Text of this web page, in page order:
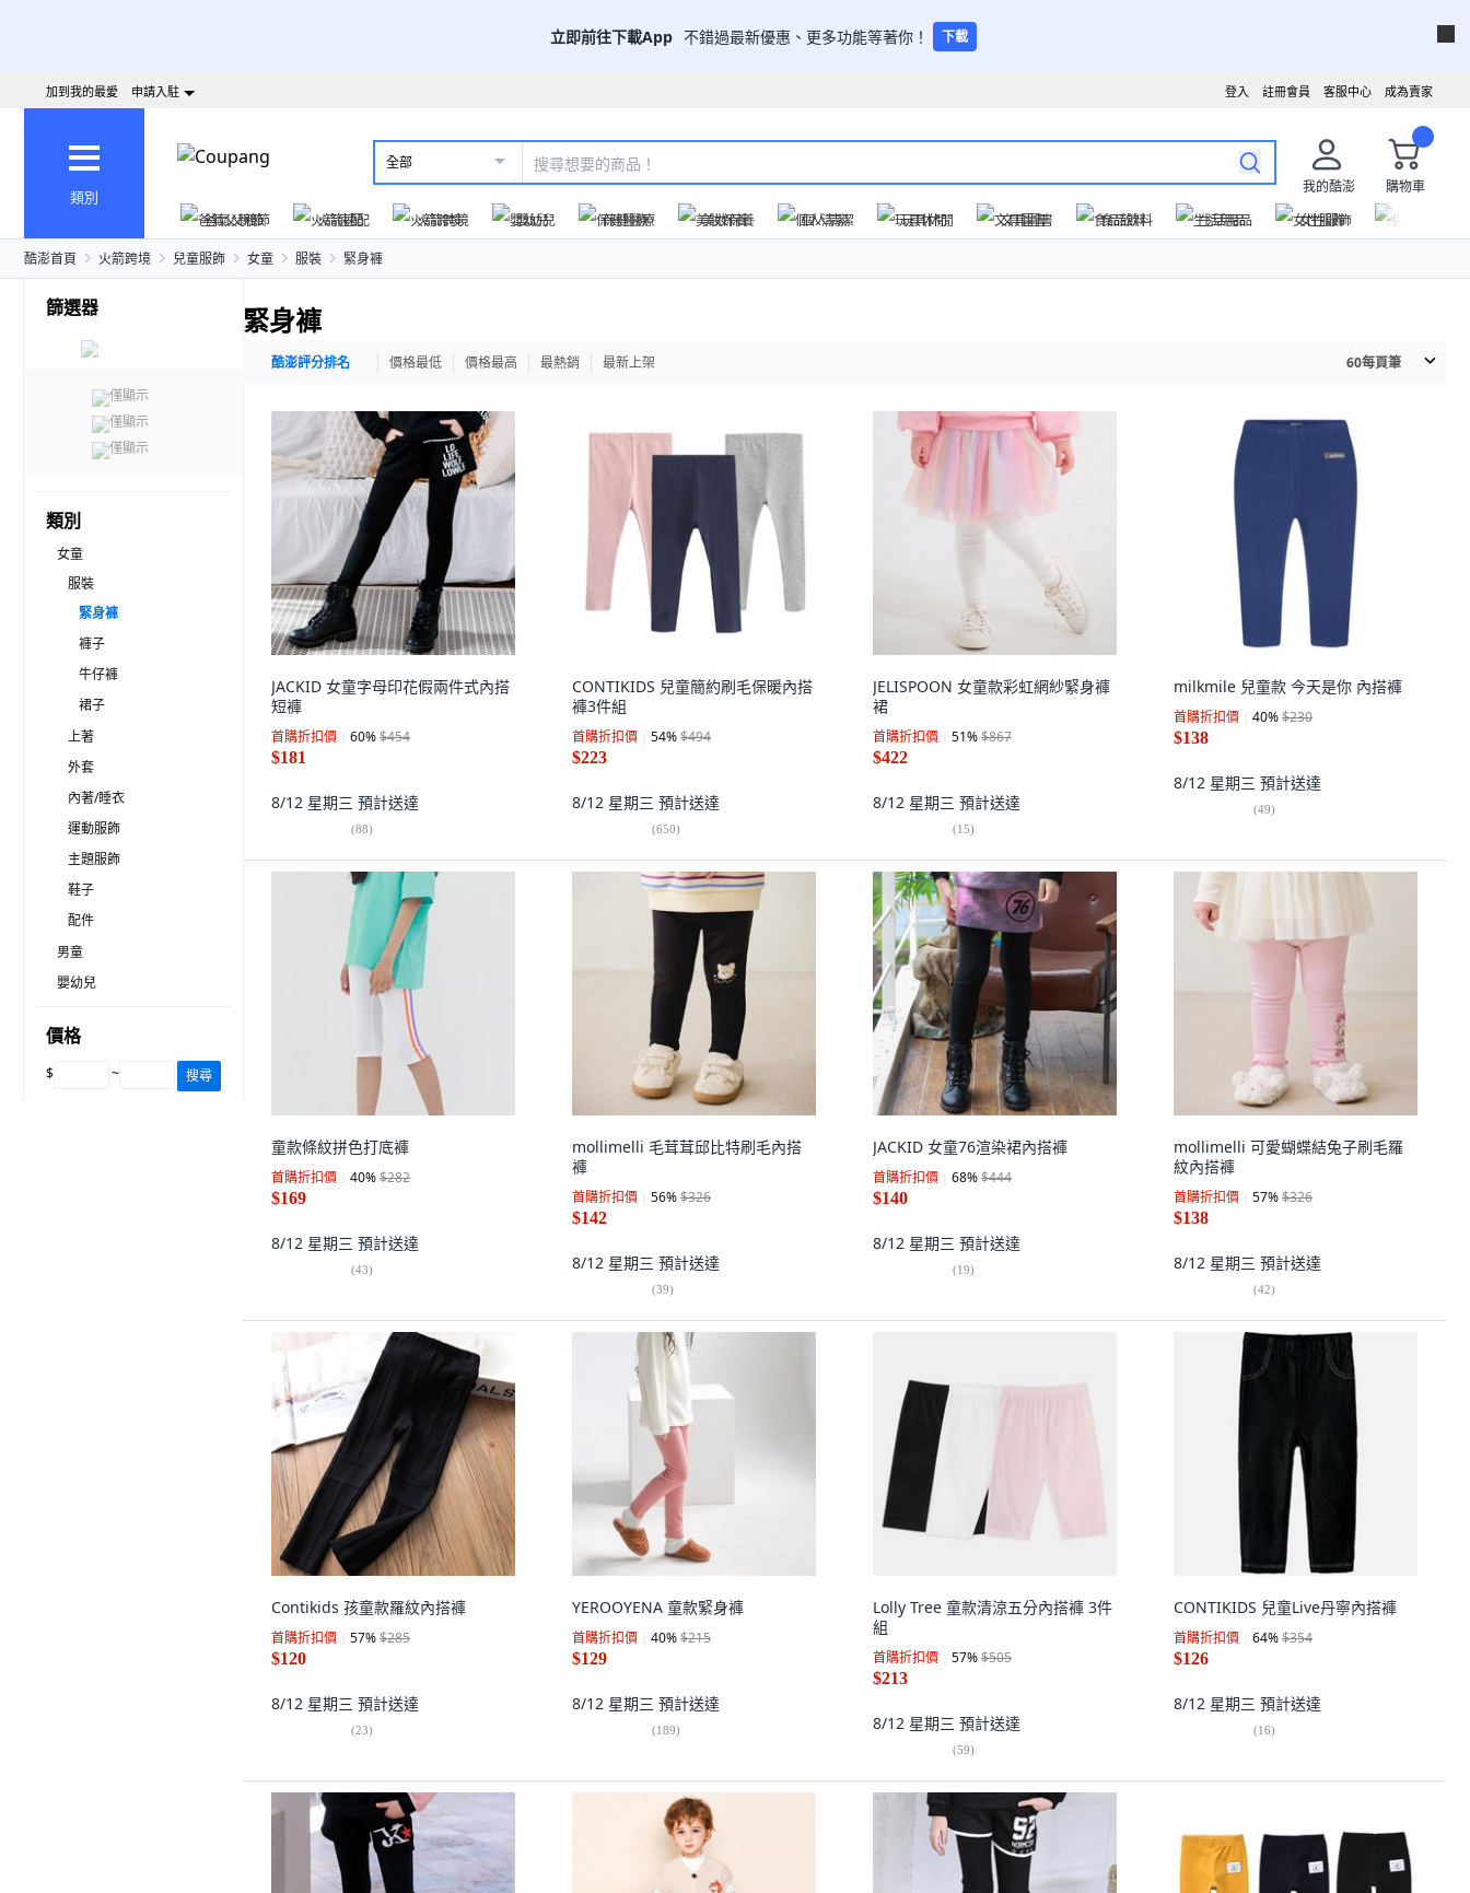
立即前往下載App 不錯過最新優惠、更多功能等著你！ 下載
成為賣家
客服中心
註冊會員
登入
加到我的最愛 申請入駐
類別
全部
我的酷澎
購物車
爸氣父親節
火箭速配 火箭跨境 嬰幼兒 保健醫療 美妝保養 個人清潔 玩具休閒 文具圖書 食品飲料 生活用品 女性服飾
酷澎首頁 火箭跨境 兒童服飾 女童 服裝 緊身褲
篩選器
僅顯示
僅顯示
僅顯示
類別
女童
服裝
緊身褲
褲子
牛仔褲
裙子
上著
外套
內著/睡衣
運動服飾
主題服飾
鞋子
配件
男童
嬰幼兒
價格
$ ~ 搜尋
緊身褲
酷澎評分排名 價格最低 價格最高 最熱銷 最新上架 60每頁筆
JACKID 女童字母印花假兩件式內搭
短褲
首購折扣價 60%$454
$181
8/12 星期三 預計送達
(88)
CONTIKIDS 兒童簡約刷毛保暖內搭
褲3件組
首購折扣價 54%$494
$223
8/12 星期三 預計送達
(650)
JELISPOON 女童款彩虹網紗緊身褲
裙
首購折扣價 51%$867
$422
8/12 星期三 預計送達
(15)
milkmile 兒童款 今天是你 內搭褲
首購折扣價 40%$230
$138
8/12 星期三 預計送達
(49)
童款條紋拼色打底褲
首購折扣價 40%$282
$169
8/12 星期三 預計送達
(43)
mollimelli 毛茸茸邱比特刷毛內搭
褲
首購折扣價 56%$326
$142
8/12 星期三 預計送達
(39)
JACKID 女童76渲染裙內搭褲
首購折扣價 68%$444
$140
8/12 星期三 預計送達
(19)
mollimelli 可愛蝴蝶結兔子刷毛羅
紋內搭褲
首購折扣價 57%$326
$138
8/12 星期三 預計送達
(42)
Contikids 孩童款羅紋內搭褲
首購折扣價 57%$285
$120
8/12 星期三 預計送達
(23)
YEROOYENA 童款緊身褲
首購折扣價 40%$215
$129
8/12 星期三 預計送達
(189)
Lolly Tree 童款清涼五分內搭褲 3件
組
首購折扣價 57%$505
$213
8/12 星期三 預計送達
(59)
CONTIKIDS 兒童Live丹寧內搭褲
首購折扣價 64%$354
$126
8/12 星期三 預計送達
(16)